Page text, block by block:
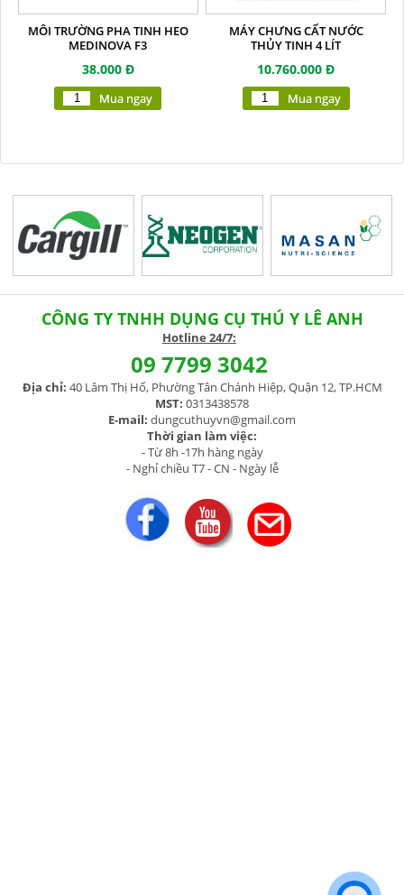
MÔI TRƯỜNG PHA TINH HEO
MEDINOVA F3
38.000 Đ
Mua ngay
MÁY CHƯNG CẤT NƯỚC
THỦY TINH 4 LÍT
10.760.000 Đ
Mua ngay
CÔNG TY TNHH DỤNG CỤ THÚ Y LÊ ANH
Hotline 24/7:
09 7799 3042
Địa chỉ: 40 Lâm Thị Hố, Phường Tân Chánh Hiệp, Quận 12, TP.HCM
MST: 0313438578
E-mail: dungcuthuyvn@gmail.com
Thời gian làm việc:
- Từ 8h -17h hàng ngày
- Nghỉ chiều T7 - CN - Ngày lễ